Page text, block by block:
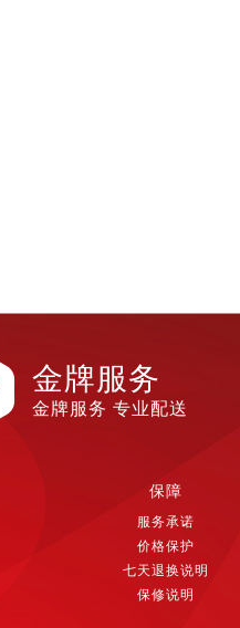
金牌服务
金牌服务 专业配送
保障
服务承诺
价格保护
七天退换说明
保修说明